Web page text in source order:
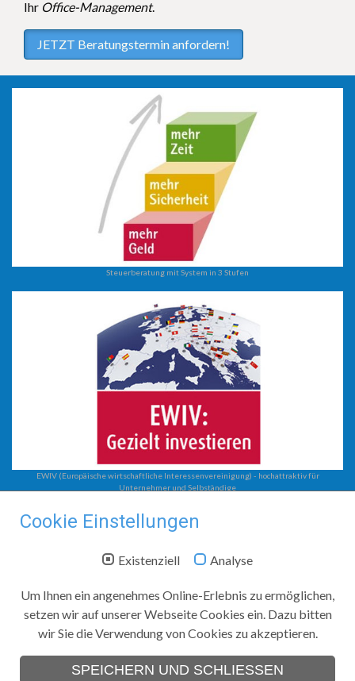
Ihr Office-Management.
JETZT Beratungstermin anfordern!
Steuerberatung mit System in 3 Stufen
EWIV (Europäische wirtschaftliche Interessenvereinigung) - hochattraktiv für
Unternehmer und Selbständige
Steuerberatung
Unternehmensberatung
Steuerkanzlei Jobst
Zwickauer Straße 208
09116 Chemnitz
+49 (0)371 366 74 40
Cookie Einstellungen
Existenziell Analyse
Um Ihnen ein angenehmes Online-Erlebnis zu ermöglichen,
setzen wir auf unserer Webseite Cookies ein. Dazu bitten
wir Sie die Verwendung von Cookies zu akzeptieren.
SPEICHERN UND SCHLIESSEN